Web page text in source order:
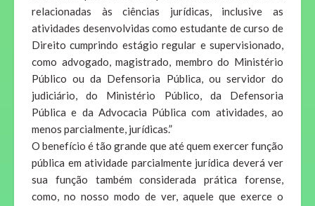
relacionadas às ciências jurídicas, inclusive as
atividades desenvolvidas como estudante de curso de
Direito cumprindo estágio regular e supervisionado,
como advogado, magistrado, membro do Ministério
Público ou da Defensoria Pública, ou servidor do
judiciário, do Ministério Público, da Defensoria
Pública e da Advocacia Pública com atividades, ao
menos parcialmente, jurídicas.”
O benefício é tão grande que até quem exercer função
pública em atividade parcialmente jurídica deverá ver
sua função também considerada prática forense,
como, no nosso modo de ver, aquele que exerce o